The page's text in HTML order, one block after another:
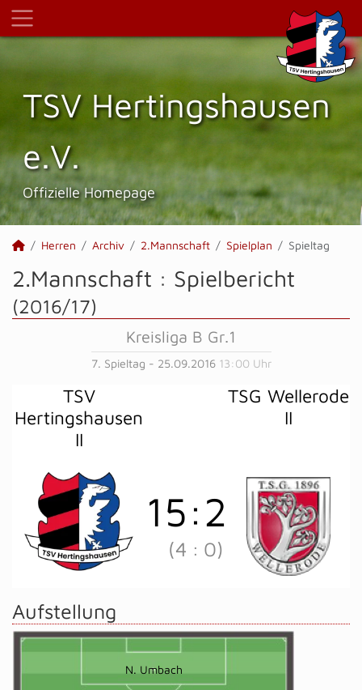
TSV Hertings­hausen
e.V.
Offizielle Homepage
Herren Archiv 2.Mannschaft Spielplan Spieltag
2.Mannschaft : Spielbericht
(2016/17)
Kreisliga B Gr.1
7. Spieltag - 25.09.2016 13:00 Uhr
TSV
Hertingshausen
II
TSG Wellerode
II
15:2
(4 : 0)
Aufstellung
N. Umbach